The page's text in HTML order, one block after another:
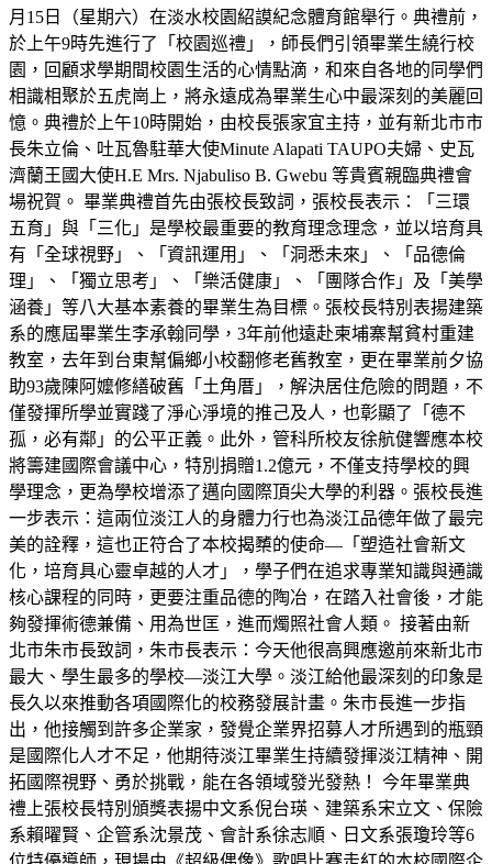
月15日（星期六）在淡水校園紹謨紀念體育館舉行。典禮前，
於上午9時先進行了「校園巡禮」，師長們引領畢業生繞行校
園，回顧求學期間校園生活的心情點滴，和來自各地的同學們
相識相聚於五虎崗上，將永遠成為畢業生心中最深刻的美麗回
憶。典禮於上午10時開始，由校長張家宜主持，並有新北市市
長朱立倫、吐瓦魯駐華大使Minute Alapati TAUPO夫婦、史瓦
濟蘭王國大使H.E Mrs. Njabuliso B. Gwebu 等貴賓親臨典禮會
場祝賀。 畢業典禮首先由張校長致詞，張校長表示：「三環
五育」與「三化」是學校最重要的教育理念理念，並以培育具
有「全球視野」、「資訊運用」、「洞悉未來」、「品德倫
理」、「獨立思考」、「樂活健康」、「團隊合作」及「美學
涵養」等八大基本素養的畢業生為目標。張校長特別表揚建築
系的應屆畢業生李承翰同學，3年前他遠赴柬埔寨幫貧村重建
教室，去年到台東幫偏鄉小校翻修老舊教室，更在畢業前夕協
助93歲陳阿嬤修繕破舊「土角厝」，解決居住危險的問題，不
僅發揮所學並實踐了淨心淨境的推己及人，也彰顯了「德不
孤，必有鄰」的公平正義。此外，管科所校友徐航健響應本校
將籌建國際會議中心，特別捐贈1.2億元，不僅支持學校的興
學理念，更為學校增添了邁向國際頂尖大學的利器。張校長進
一步表示：這兩位淡江人的身體力行也為淡江品德年做了最完
美的詮釋，這也正符合了本校揭櫫的使命—「塑造社會新文
化，培育具心靈卓越的人才」，學子們在追求專業知識與通識
核心課程的同時，更要注重品德的陶冶，在踏入社會後，才能
夠發揮術德兼備、用為世匡，進而燭照社會人類。 接著由新
北市朱市長致詞，朱市長表示：今天他很高興應邀前來新北市
最大、學生最多的學校—淡江大學。淡江給他最深刻的印象是
長久以來推動各項國際化的校務發展計畫。朱市長進一步指
出，他接觸到許多企業家，發覺企業界招募人才所遇到的瓶頸
是國際化人才不足，他期待淡江畢業生持續發揮淡江精神、開
拓國際視野、勇於挑戰，能在各領域發光發熱！ 今年畢業典
禮上張校長特別頒獎表揚中文系倪台瑛、建築系宋立文、保險
系賴曜賢、企管系沈景茂、會計系徐志順、日文系張瓊玲等6